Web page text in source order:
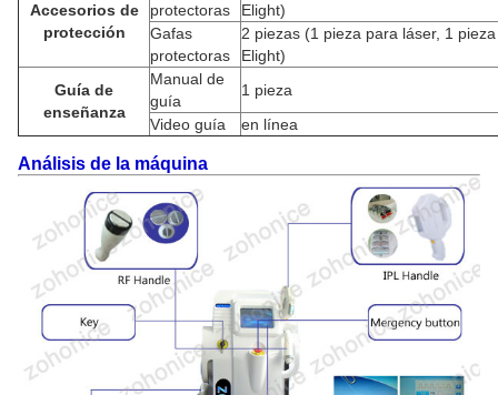
Accesorios de
protección
protectoras
Elight)
Gafas
protectoras
2 piezas (1 pieza para láser, 1
Elight)
Guía de
enseñanza
Manual de
guía
1 pieza
Video guía
en línea
Análisis de la máquina